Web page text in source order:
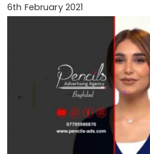
6th February 2021